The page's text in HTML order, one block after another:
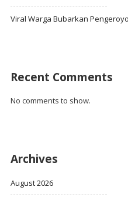
Viral Warga Bubarkan
Recent Comments
No comments to show.
Archives
August 2026